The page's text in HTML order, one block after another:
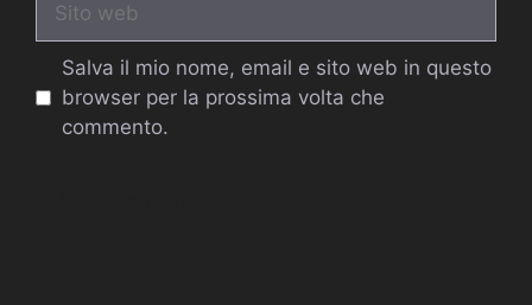
web
Salva il mio nome, email e sito web in questo
browser per la prossima volta che
commento.